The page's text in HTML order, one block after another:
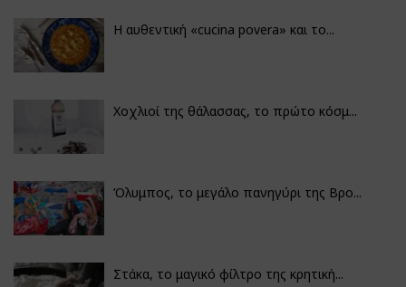
Η αυθεντική «cucina povera» και το...
Χοχλιοί της θάλασσας, το πρώτο κόσμ...
Όλυμπος, το μεγάλο πανηγύρι της Βρο...
Στάκα, το μαγικό φίλτρο της κρητική...